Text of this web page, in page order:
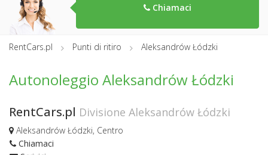
Chiamaci
RentCars.pl Punti di ritiro Aleksandrów Łódzki
Autonoleggio Aleksandrów Łódzki
RentCars.pl Divisione Aleksandrów Łódzki
Aleksandrów Łódzki, Centro
Chiamaci